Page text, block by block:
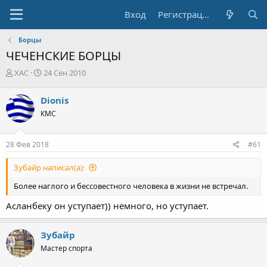
Вход Регистрация
Борцы
ЧЕЧЕНСКИЕ БОРЦЫ
А
т
о
р
т
е
м
XAC
Д
а
н
ч
а
а
24 Сен 2010
Dionis
КМС
28 Фев 2018 #61
Зубайр написал(а):
Более наглого и бессовестного человека в жизни не встречал.
Асланбеку он уступает)) немного, но уступает.
Зубайр
Мастер спорта